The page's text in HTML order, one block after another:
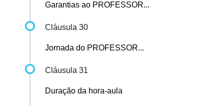
Garantias ao PROFESSOR...
Cláusula 30
Jornada do PROFESSOR...
Cláusula 31
Duração da hora-aula